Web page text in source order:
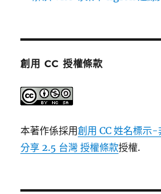
創用 CC 授權條款
本著作係採用創用 CC 姓名標示
分享 2.5 台灣 授權條款授權.